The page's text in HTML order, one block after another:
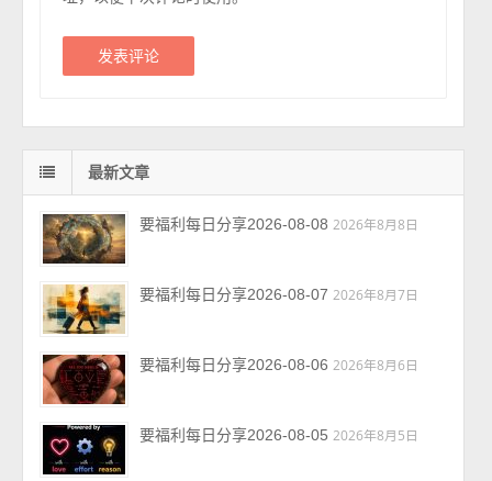
最新文章
要福利每日分享2026-08-08 2026年8月8日
要福利每日分享2026-08-07 2026年8月7日
要福利每日分享2026-08-06 2026年8月6日
要福利每日分享2026-08-05 2026年8月5日